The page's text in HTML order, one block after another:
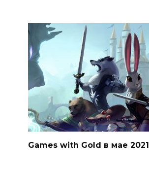
Games with Gold в мае 2021